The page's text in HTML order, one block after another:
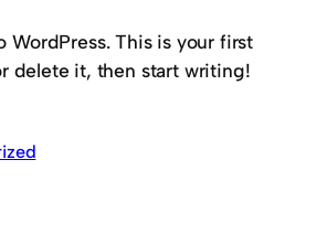
WordPress. This is your first
delete it, then start writing!